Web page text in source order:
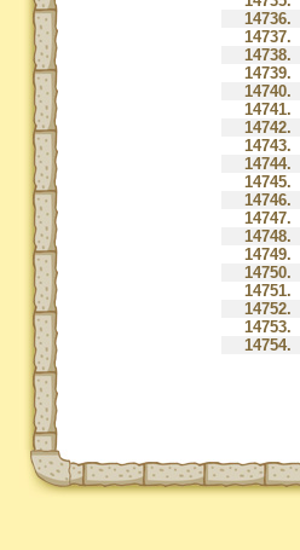
14736.
14737.
14738.
14739.
14740.
14741.
14742.
14743.
14744.
14745.
14746.
14747.
14748.
14749.
14750.
14751.
14752.
14753.
14754.